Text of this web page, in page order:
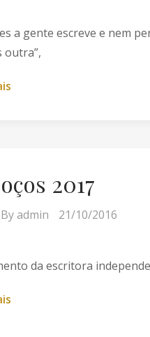
a gente escreve e nem
outra”,
is
2017
Byadmin 21/10/2016
da escritora
is